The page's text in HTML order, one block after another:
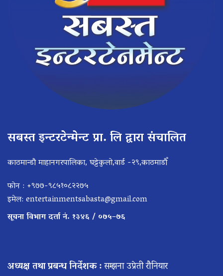
सबस्त इन्टरटेन्मेन्ट प्रा. लि द्वारा संचालित
काठमान्डौ माहानगरपालिका, घट्टेकुलो,वार्ड -२९,काठमाडौँ
फोन : +९७७-९८५१०८२२७५
इमेल: entertainmentsabasta@gmail.com
सूचना विभाग दर्ता नं. १३४६ / ०७५–७६
अध्यक्ष तथा प्रबन्ध निर्देशक :सम्झना उप्रेती रौनियार